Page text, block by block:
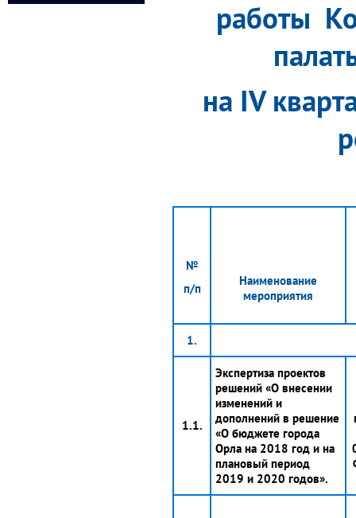
работы
на IV
№
п/п
Наименование
мероприятия
1.
1.1.
Экспертиза проектов
решений «О внесении
изменений и
дополнений в решение
«О бюджете города
Орла на 2018 год и на
плановый период
2019 и 2020 годов».